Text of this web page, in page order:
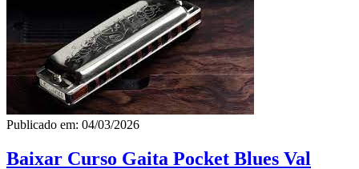
Publicado em: 04/03/2026
Baixar Curso Gaita Pocket Blues Val